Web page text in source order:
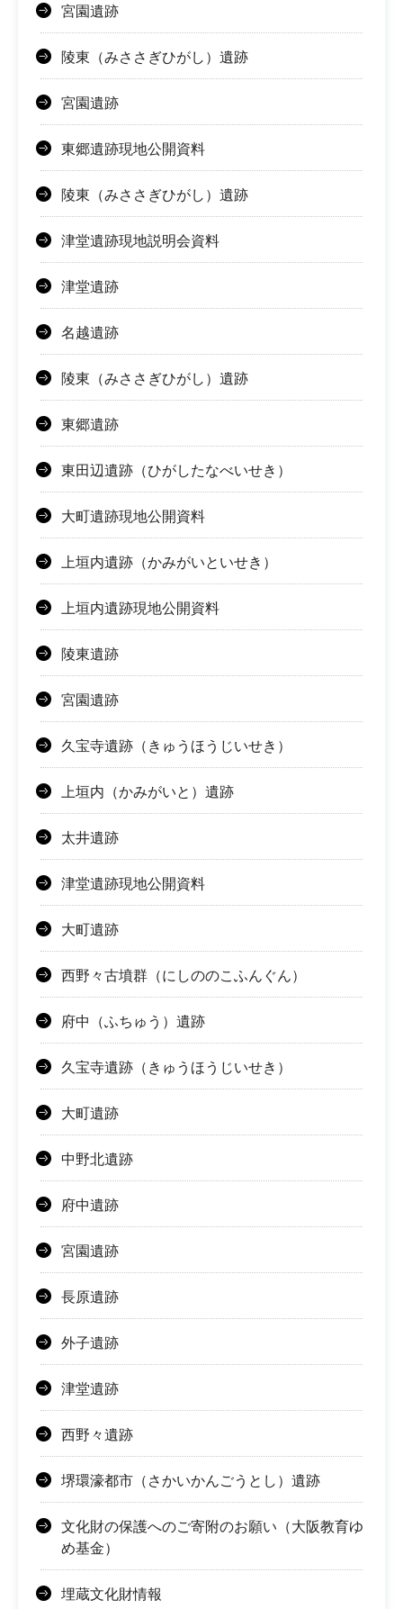
宮園遺跡
陵東（みささぎひがし）遺跡
宮園遺跡
東郷遺跡現地公開資料
陵東（みささぎひがし）遺跡
津堂遺跡現地説明会資料
津堂遺跡
名越遺跡
陵東（みささぎひがし）遺跡
東郷遺跡
東田辺遺跡（ひがしたなべいせき）
大町遺跡現地公開資料
上垣内遺跡（かみがいといせき）
上垣内遺跡現地公開資料
陵東遺跡
宮園遺跡
久宝寺遺跡（きゅうほうじいせき）
上垣内（かみがいと）遺跡
太井遺跡
津堂遺跡現地公開資料
大町遺跡
西野々古墳群（にしののこふんぐん）
府中（ふちゅう）遺跡
久宝寺遺跡（きゅうほうじいせき）
大町遺跡
中野北遺跡
府中遺跡
宮園遺跡
長原遺跡
外子遺跡
津堂遺跡
西野々遺跡
堺環濠都市（さかいかんごうとし）遺跡
文化財の保護へのご寄附のお願い（大阪教育ゆ
め基金）
埋蔵文化財情報